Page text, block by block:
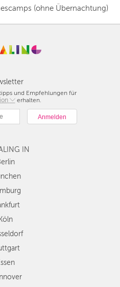
(ohne Übernachtung)
und Empfehlungen für
erhalten.
IN
Köln